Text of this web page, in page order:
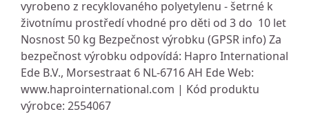
vyrobeno z recyklovaného polyetylenu - šetrné k
životnímu prostředí vhodné pro děti od 3 do 10 let
Nosnost 50 kg Bezpečnost výrobku (GPSR info) Za
bezpečnost výrobku odpovídá: Hapro International
Ede B.V., Morsestraat 6 NL-6716 AH Ede Web:
www.haprointernational.com | Kód produktu
výrobce: 2554067